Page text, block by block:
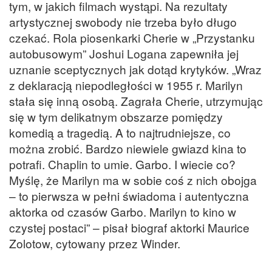
tym, w jakich filmach wystąpi. Na rezultaty
artystycznej swobody nie trzeba było długo
czekać. Rola piosenkarki Cherie w „Przystanku
autobusowym” Joshui Logana zapewniła jej
uznanie sceptycznych jak dotąd krytyków. „Wraz
z deklaracją niepodległości w 1955 r. Marilyn
stała się inną osobą. Zagrała Cherie, utrzymując
się w tym delikatnym obszarze pomiędzy
komedią a tragedią. A to najtrudniejsze, co
można zrobić. Bardzo niewiele gwiazd kina to
potrafi. Chaplin to umie. Garbo. I wiecie co?
Myślę, że Marilyn ma w sobie coś z nich obojga
– to pierwsza w pełni świadoma i autentyczna
aktorka od czasów Garbo. Marilyn to kino w
czystej postaci” – pisał biograf aktorki Maurice
Zolotow, cytowany przez Winder.